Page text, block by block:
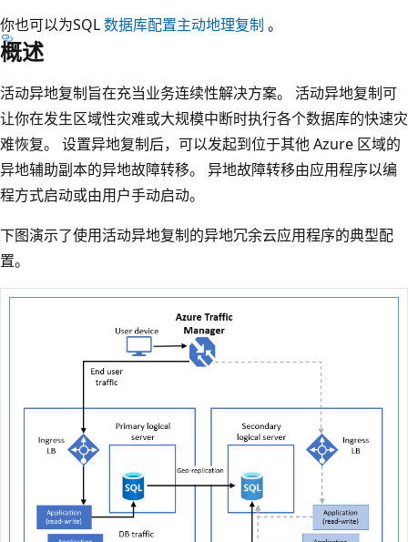
你也可以为SQL数据库配置主动地理复制 。
概述
活动异地复制旨在充当业务连续性解决方案。 活动异地复制可
让你在发生区域性灾难或大规模中断时执行各个数据库的快速灾
难恢复。 设置异地复制后，可以发起到位于其他 Azure 区域的
异地辅助副本的异地故障转移。 异地故障转移由应用程序以编
程方式启动或由用户手动启动。
下图演示了使用活动异地复制的异地冗余云应用程序的典型配
置。